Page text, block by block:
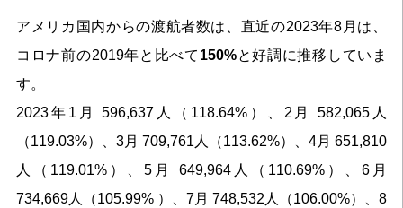
アメリカ国内からの渡航者数は、直近の2023年8月は、
コロナ前の2019年と比べて 150%と好調に推移していま
す。
2023年1月 596,637人（118.64%）、2月 582,065人
（119.03%）、3月 709,761人（113.62%）、4月 651,810
人（119.01%）、5月 649,964人（110.69%）、6月
734,669人（105.99% ）、7月 748,532人（106.00%）、8